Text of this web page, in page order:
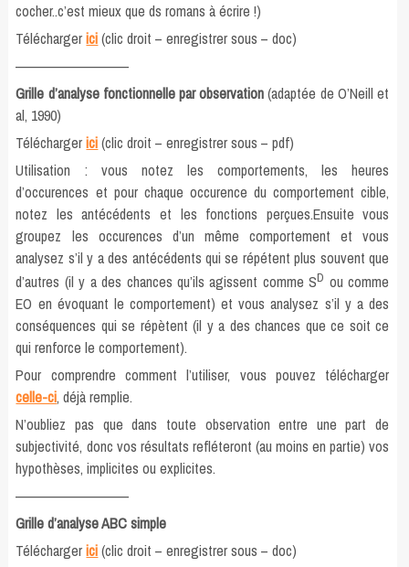
cocher..c’est mieux que ds romans à écrire !)
Téléchargerici(clic droit – enregistrer sous – doc)
—————————–
Grille d’analyse fonctionnelle par observation(adaptée de O’Neill et
al, 1990)
Téléchargerici(clic droit – enregistrer sous – pdf)
Utilisation : vous notez les comportements, les heures
d’occurences et pour chaque occurence du comportement cible,
notez les antécédents et les fonctions perçues.Ensuite vous
groupez les occurences d’un même comportement et vous
analysez s’il y a des antécédents qui se répétent plus souvent que
d’autres (il y a des chances qu’ils agissent comme SD ou comme
EO en évoquant le comportement) et vous analysez s’il y a des
conséquences qui se répètent (il y a des chances que ce soit ce
qui renforce le comportement).
Pour comprendre comment l’utiliser, vous pouvez télécharger
celle-ci, déjà remplie.
N’oubliez pas que dans toute observation entre une part de
subjectivité, donc vos résultats refléteront (au moins en partie) vos
hypothèses, implicites ou explicites.
—————————–
Grille d’analyse ABC simple
Téléchargerici(clic droit – enregistrer sous – doc)